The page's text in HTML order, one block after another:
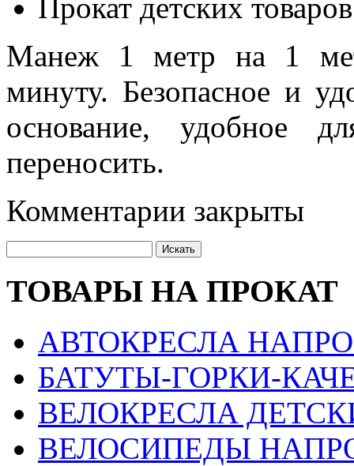
Прокат детских
Манеж 1 метр на 1
минуту. Безопасное и
основание, удобное
переносить.
Комментарии закрыты
ТОВАРЫ НА ПРОКАТ
АВТОКРЕСЛА
БАТУТЫ-ГОРКИ-
ВЕЛОКРЕСЛА
ВЕЛОСИПЕДЫ